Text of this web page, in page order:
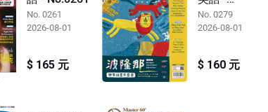
No. 0261
2026-08-01
$ 165 元
No.0279
No. 0279
2026-08-01
$ 160 元